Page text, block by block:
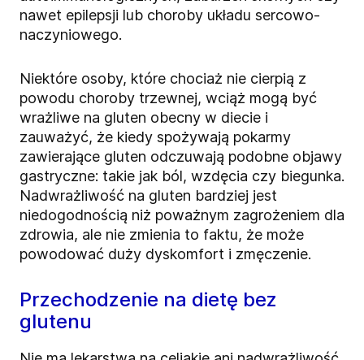
nawet epilepsji lub choroby układu sercowo-
naczyniowego.
Niektóre osoby, które chociaż nie cierpią z
powodu choroby trzewnej, wciąż mogą być
wrażliwe na gluten obecny w diecie i
zauważyć, że kiedy spożywają pokarmy
zawierające gluten odczuwają podobne objawy
gastryczne: takie jak ból, wzdęcia czy biegunka.
Nadwrażliwość na gluten bardziej jest
niedogodnością niż poważnym zagrożeniem dla
zdrowia, ale nie zmienia to faktu, że może
powodować duży dyskomfort i zmęczenie.
Przechodzenie na dietę bez
glutenu